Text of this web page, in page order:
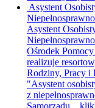
Asystent
Asystent
Ośrodek
realizuje
Rodziny, Pracy i
"Asystent
z
Samorządu...